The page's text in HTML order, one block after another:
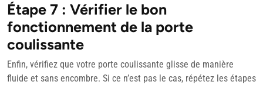
Étape 7 : Vérifier le bon
fonctionnement de la porte
coulissante
Enfin, vérifiez que votre porte coulissante glisse de manière
fluide et sans encombre. Si ce n’est pas le cas, répétez les étapes